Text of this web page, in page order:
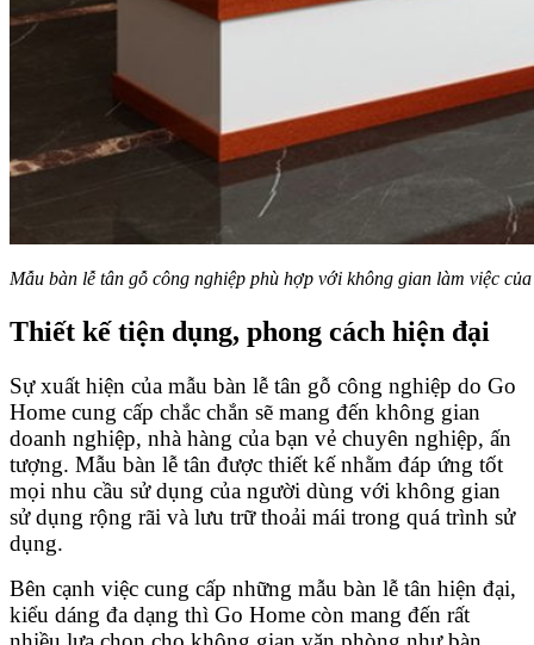
Mẫu bàn lễ tân gỗ công nghiệp phù hợp với không gian làm việc
Thiết kế tiện dụng, phong cách hiện đại
Sự xuất hiện của mẫu bàn lễ tân gỗ công nghiệp do Go
Home cung cấp chắc chắn sẽ mang đến không gian
doanh nghiệp, nhà hàng của bạn vẻ chuyên nghiệp, ấn
tượng. Mẫu bàn lễ tân được thiết kế nhằm đáp ứng tốt
mọi nhu cầu sử dụng của người dùng với không gian
sử dụng rộng rãi và lưu trữ thoải mái trong quá trình sử
dụng.
Bên cạnh việc cung cấp những mẫu bàn lễ tân hiện đại,
kiểu dáng đa dạng thì Go Home còn mang đến rất